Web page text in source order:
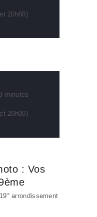
20h00)
minutes
20h00)
: Vos
19° arrondissement